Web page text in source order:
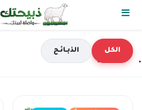
الكل الذبـائـح